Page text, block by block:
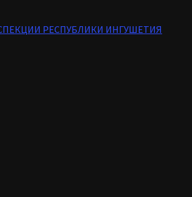
РЕСПУБЛИКИ ИНГУШЕТИЯ